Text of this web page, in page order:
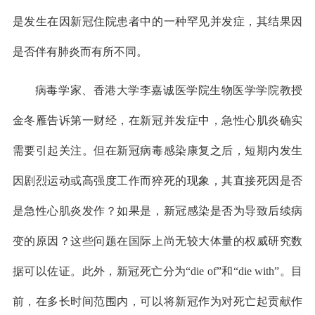
是发生在因新冠住院患者中的一种罕见并发症，其结果因
是否伴有肺炎而有所不同。
病毒学家、香港大学李嘉诚医学院生物医学学院教授
金冬雁告诉第一财经，在新冠并发症中，急性心肌炎确实
需要引起关注。但在新冠病毒感染康复之后，短期内发生
因剧烈运动或高强度工作而猝死的现象，其直接死因是否
是急性心肌炎发作？如果是，新冠感染是否为导致后续病
变的原因？这些问题在国际上尚无较大体量的权威研究数
据可以佐证。此外，新冠死亡分为“die of”和“die with”。目
前，在多长时间范围内，可以将新冠作为对死亡起贡献作